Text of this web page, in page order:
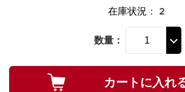
在庫状況 ： 2
数量：